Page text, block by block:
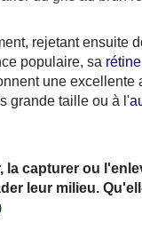
rejetant ensuite
populaire, sa rétine
une excellente
grande taille ou à l'
capturer ou
leur milieu.